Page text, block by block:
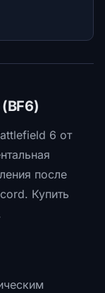
6 от
после
Купить